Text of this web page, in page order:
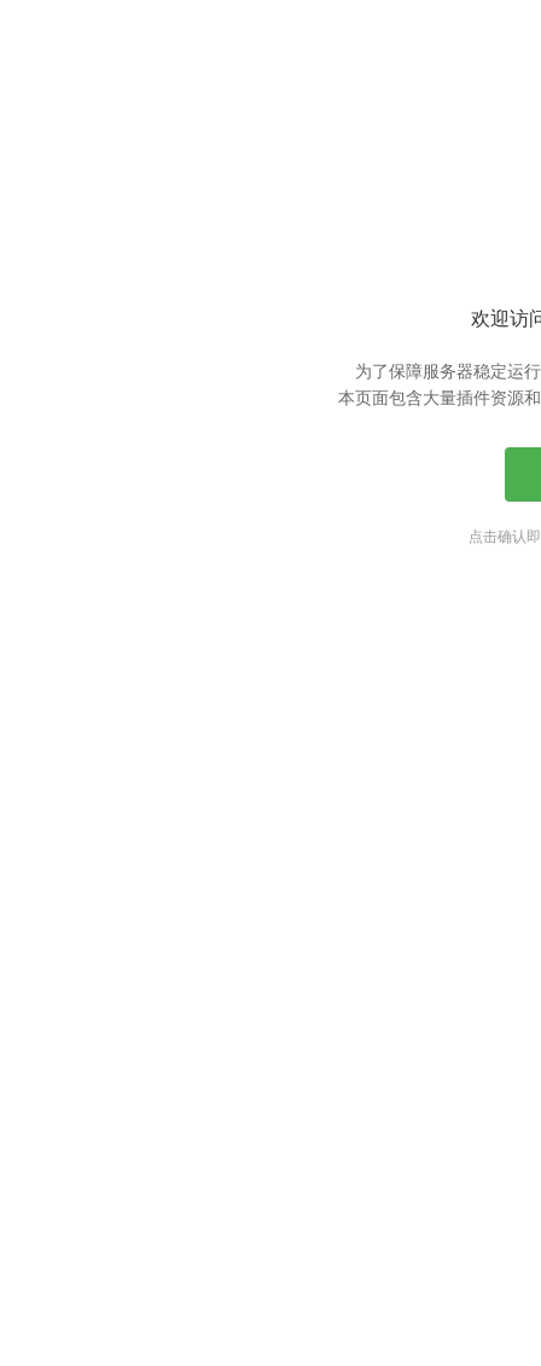
欢迎访
为了保障服务器稳定运
本页面包含大量插件资源
点击确认